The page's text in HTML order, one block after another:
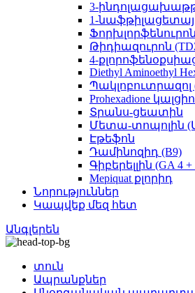
3-
1-
Ֆորխլորֆենուրոն
Թիդիազուրոն
4-
Diethyl Aminoethyl
Պակլոբուտրազոլ
Prohexadione
Տրանս-ցեատին
Մետա-տոպոլին
Էթեֆոն
Դամինոզիդ (B9)
Գիբերելլին (GA 4 +
Mepiquat քլորիդ
Նորություններ
Կապվեք մեզ հետ
Անգլերեն
տուն
Ապրանքներ